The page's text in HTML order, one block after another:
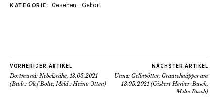
KATEGORIE: Gesehen - Gehört
VORHERIGER ARTIKEL
Dortmund: Nebelkrähe, 13.05.2021
(Beob.: Olaf Bolte, Meld.: Heino Otten)
NÄCHSTER ARTIKEL
Unna: Gelbspötter, Grauschnäpper am
13.05.2021 (Gisbert Herber-Busch,
Malte Busch)